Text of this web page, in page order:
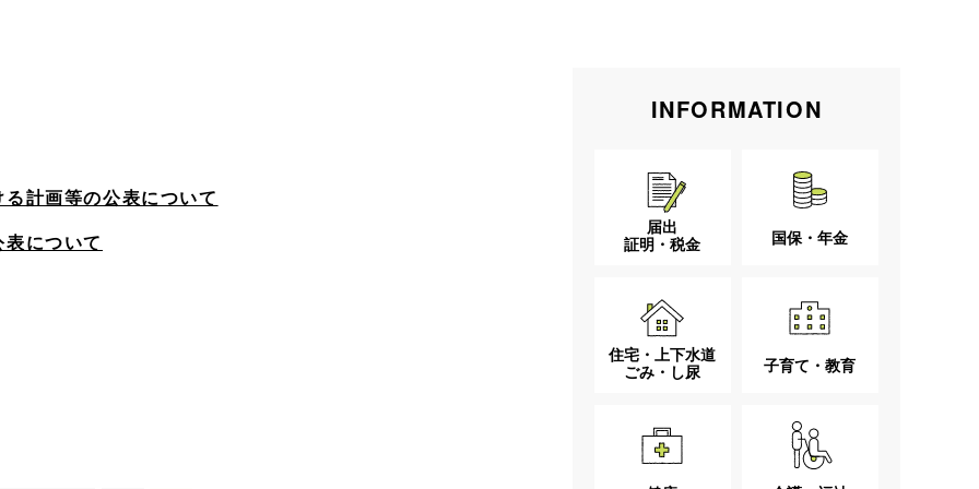
計画等の公表について
について
INFORMATION
届出
証明・税金
国保・年金
住宅・上下水道
ごみ・し尿
子育て・教育